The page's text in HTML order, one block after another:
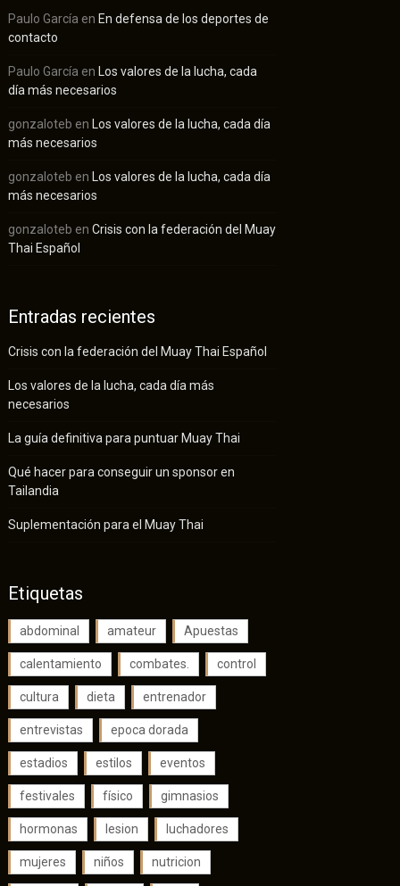
Paulo García en En defensa de los deportes de
contacto
Paulo García en Los valores de la lucha, cada
día más necesarios
gonzaloteb en Los valores de la lucha, cada día
más necesarios
gonzaloteb en Los valores de la lucha, cada día
más necesarios
gonzaloteb en Crisis con la federación del Muay
Thai Español
Entradas recientes
Crisis con la federación del Muay Thai Español
Los valores de la lucha, cada día más
necesarios
La guía definitiva para puntuar Muay Thai
Qué hacer para conseguir un sponsor en
Tailandia
Suplementación para el Muay Thai
Etiquetas
abdominal amateur Apuestas
calentamiento combates. control
cultura dieta entrenador
entrevistas epoca dorada
estadios estilos eventos
festivales físico gimnasios
hormonas lesion luchadores
mujeres niños nutricion